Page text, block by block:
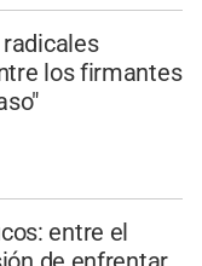
los firmantes
entre el